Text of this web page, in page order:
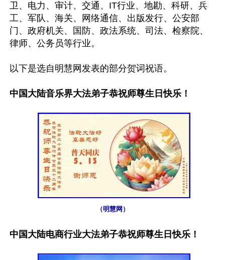
卫、电力、审计、交通、IT行业、地勘、科研、兵
工、军队、海关、网络通信、出版发行、公安部
门、政府机关、国防、政法系统、司法、检察院、
律师、公务员等行业。
以下是选自明慧网发表的部分贺词祝语。
中国大陆音乐界大法弟子恭祝师尊生日快乐！
（明慧网）
中国大陆电商行业大法弟子恭祝师尊生日快乐！